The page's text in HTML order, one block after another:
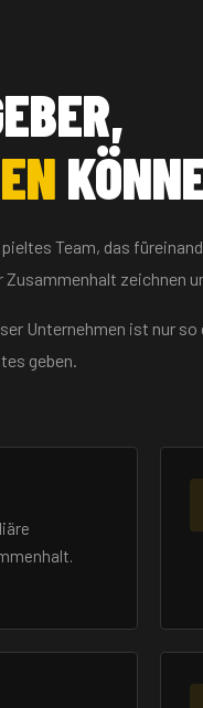
Team, das
zeichnen
Unternehmen ist nur so
geben.